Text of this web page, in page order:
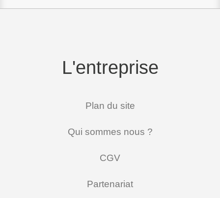
L'entreprise
Plan du site
Qui sommes nous ?
CGV
Partenariat